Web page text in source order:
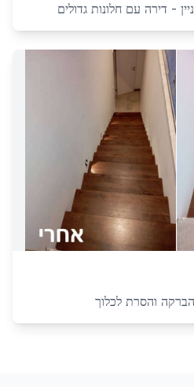
- דירה עם חלונות גדולים
הברקה והסרת לכלוך